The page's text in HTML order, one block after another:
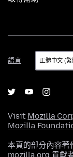
語言
語
言
Visit Mozilla
Mozilla
本頁的部分內容
mozilla.org 貢獻